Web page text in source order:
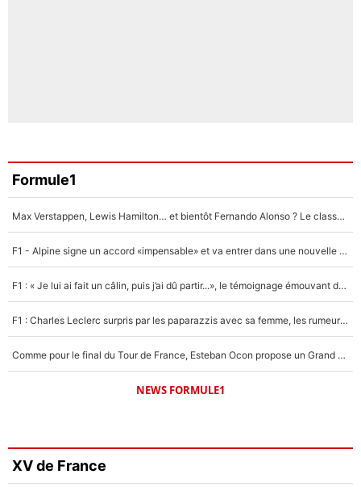
Formule1
Max Verstappen, Lewis Hamilton… et bientôt Fernando Alonso ? Le classement des pilotes les mieux payés en Formule 1 risque de changer !
F1 - Alpine signe un accord «impensable» et va entrer dans une nouvelle dimension : Grande nouvelle pour Pierre Gasly !
F1 : « Je lui ai fait un câlin, puis j’ai dû partir...», le témoignage émouvant de Max Verstappen sur sa fille
F1 : Charles Leclerc surpris par les paparazzis avec sa femme, les rumeurs étaient vraies !
Comme pour le final du Tour de France, Esteban Ocon propose un Grand Prix de Formule 1 à Paris : «Autour de l’Arc de Triomphe, ce serait génial» !
NEWS FORMULE1
XV de France